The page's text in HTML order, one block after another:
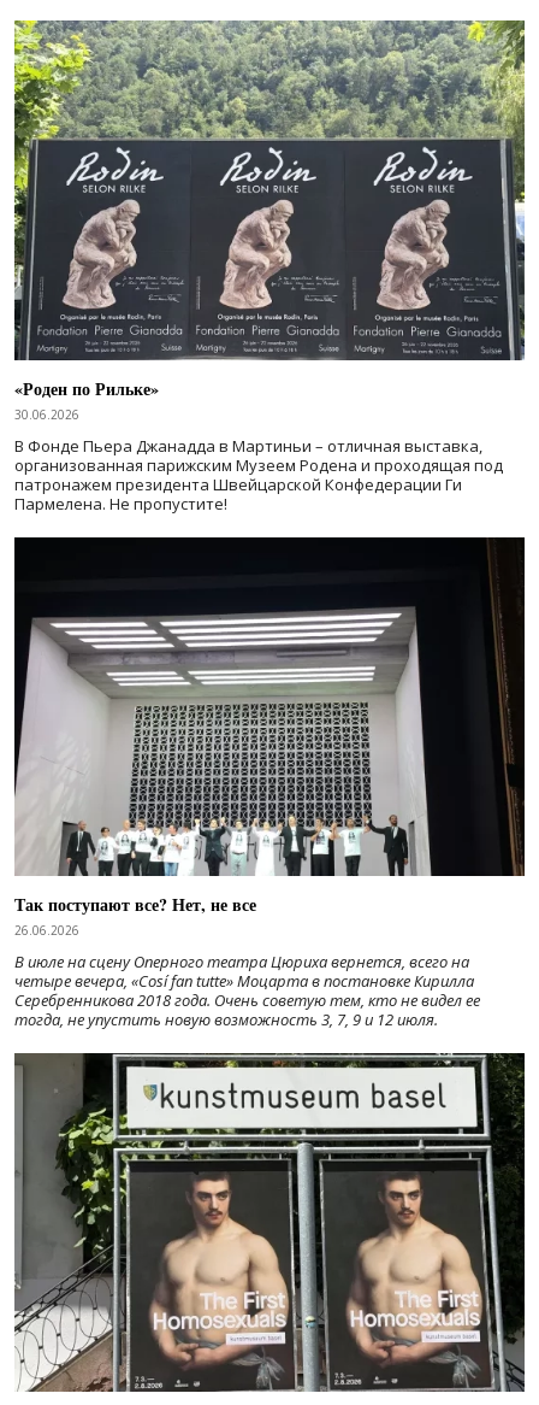
«Роден по Рильке»
30.06.2026
В Фонде Пьера Джанадда в Мартиньи – отличная выставка,
организованная парижским Музеем Родена и проходящая под
патронажем президента Швейцарской Конфедерации Ги
Пармелена. Не пропустите!
Так поступают все? Нет, не все
26.06.2026
В июле на сцену Оперного театра Цюриха вернется, всего на
четыре вечера, «Cosí fan tutte» Моцарта в постановке Кирилла
Серебренникова 2018 года. Очень советую тем, кто не видел ее
тогда, не упустить новую возможность 3, 7, 9 и 12 июля.